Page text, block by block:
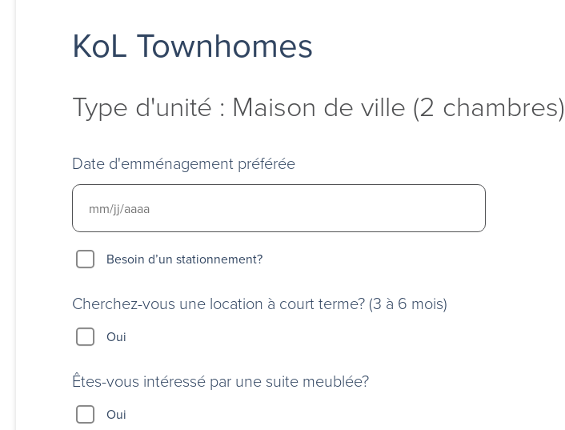
KoL Townhomes
Type d'unité : Maison de ville (2 chambres)
Date d'emménagement préférée
Besoin
stationnement?
Besoin d’un stationnement?
Cherchez-vous une location à court terme? (3 à 6 mois)
Oui
Êtes-vous intéressé par une suite meublée?
Oui